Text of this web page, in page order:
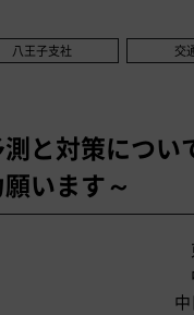
八王子支社
交
と対策につい
います～